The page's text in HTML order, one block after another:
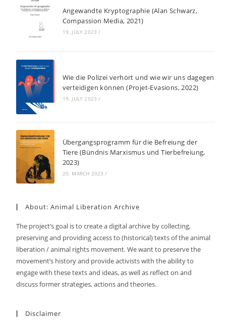
Angewandte Kryptographie (Alan Schwarz,
Compassion Media, 2021)
19. JULY 2023 /
Wie die Polizei verhört und wie wir uns dagegen
verteidigen können (Projet-Evasions, 2022)
19. JULY 2023 /
Übergangsprogramm für die Befreiung der
Tiere (Bündnis Marxismus und Tierbefreiung,
2023)
20. MARCH 2023 /
About: Animal Liberation Archive
The project’s goal is to create a digital archive by collecting,
preserving and providing access to (historical) texts of the animal
liberation / animal rights movement. We want to preserve the
movement’s history and provide activists with the ability to
engage with these texts and ideas, as well as reflect on and
discuss former strategies, actions and theories.
Disclaimer